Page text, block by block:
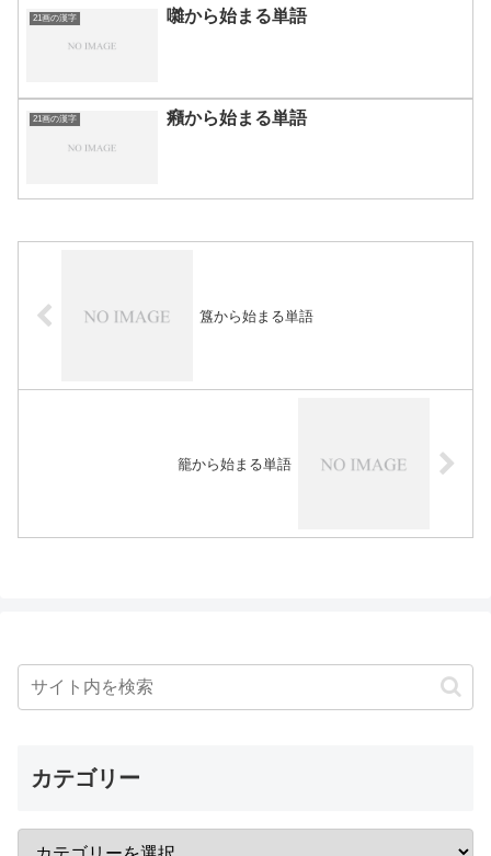
21画の漢字 囃から始まる単語
21画の漢字 癪から始まる単語
簋から始まる単語
籠から始まる単語
カテゴリー